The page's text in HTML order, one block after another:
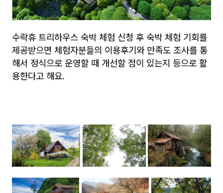
수락휴 트리하우스 숙박 체험 신청 후 숙박 체험 기회를
제공받으면 체험자분들의 이용후기와 만족도 조사를 통
해서 정식으로 운영할 때 개선할 점이 있는지 등으로 활
용한다고 해요.